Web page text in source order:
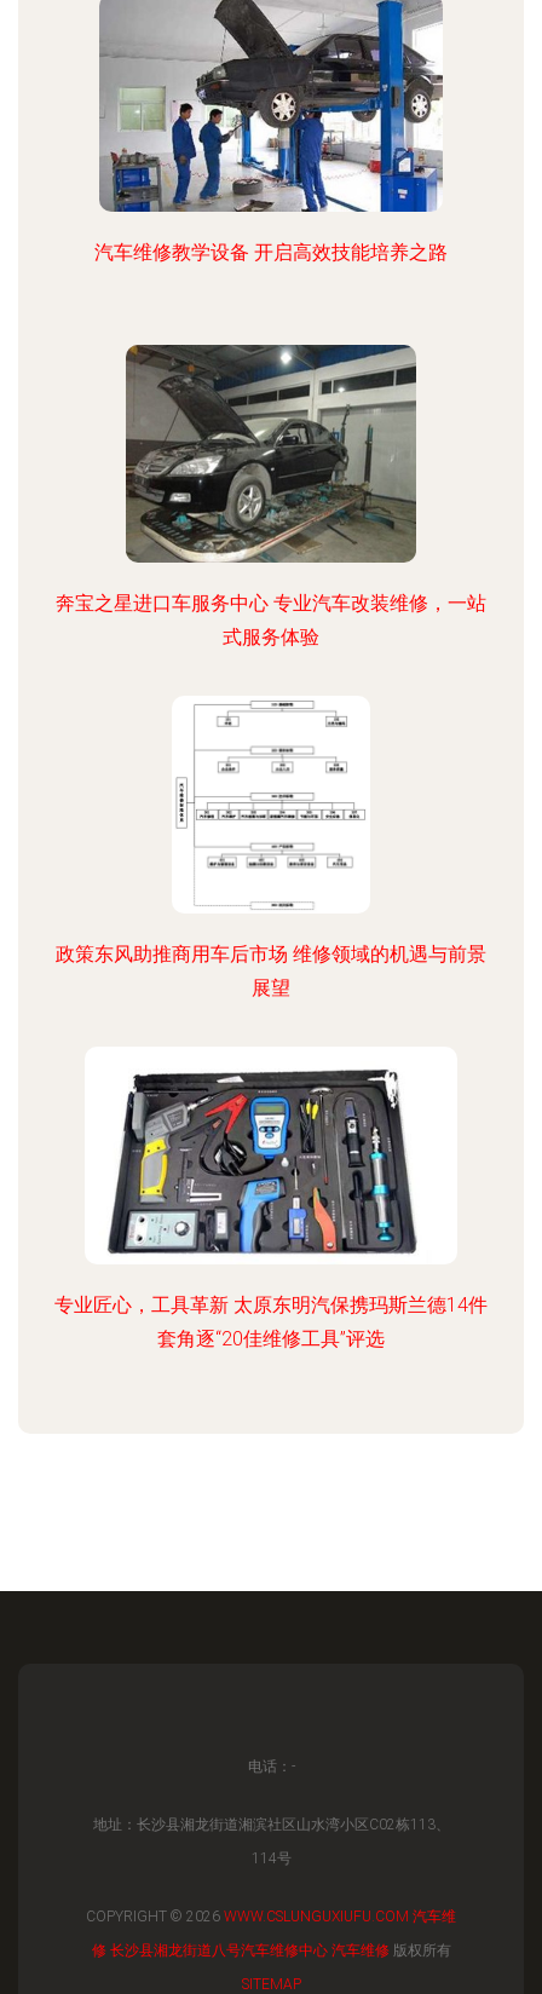
汽车维修教学设备 开启高效技能培养之路
奔宝之星进口车服务中心 专业汽车改装维修，一站
式服务体验
政策东风助推商用车后市场 维修领域的机遇与前景
展望
专业匠心，工具革新 太原东明汽保携玛斯兰德14件
套角逐“20佳维修工具”评选
电话：-
地址：长沙县湘龙街道湘滨社区山水湾小区C02栋113、
114号
COPYRIGHT © 2026 WWW.CSLUNGUXIUFU.COM 汽车维
修 长沙县湘龙街道八号汽车维修中心 汽车维修版权所有
SITEMAP